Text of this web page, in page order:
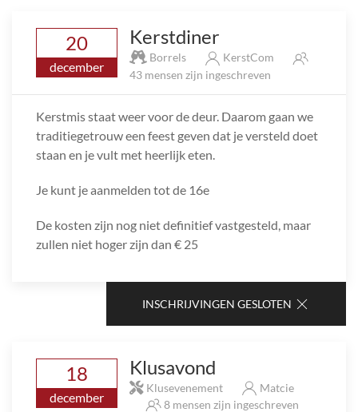
20
december
Kerstdiner
Borrels
KerstCom
43 mensen zijn ingeschreven
Kerstmis staat weer voor de deur. Daarom gaan we
traditiegetrouw een feest geven dat je versteld doet
staan en je vult met heerlijk eten.
Je kunt je aanmelden tot de 16e
De kosten zijn nog niet definitief vastgesteld, maar
zullen niet hoger zijn dan € 25
INSCHRIJVINGEN GESLOTEN
18
december
Klusavond
Klusevenement
Matcie
8 mensen zijn ingeschreven